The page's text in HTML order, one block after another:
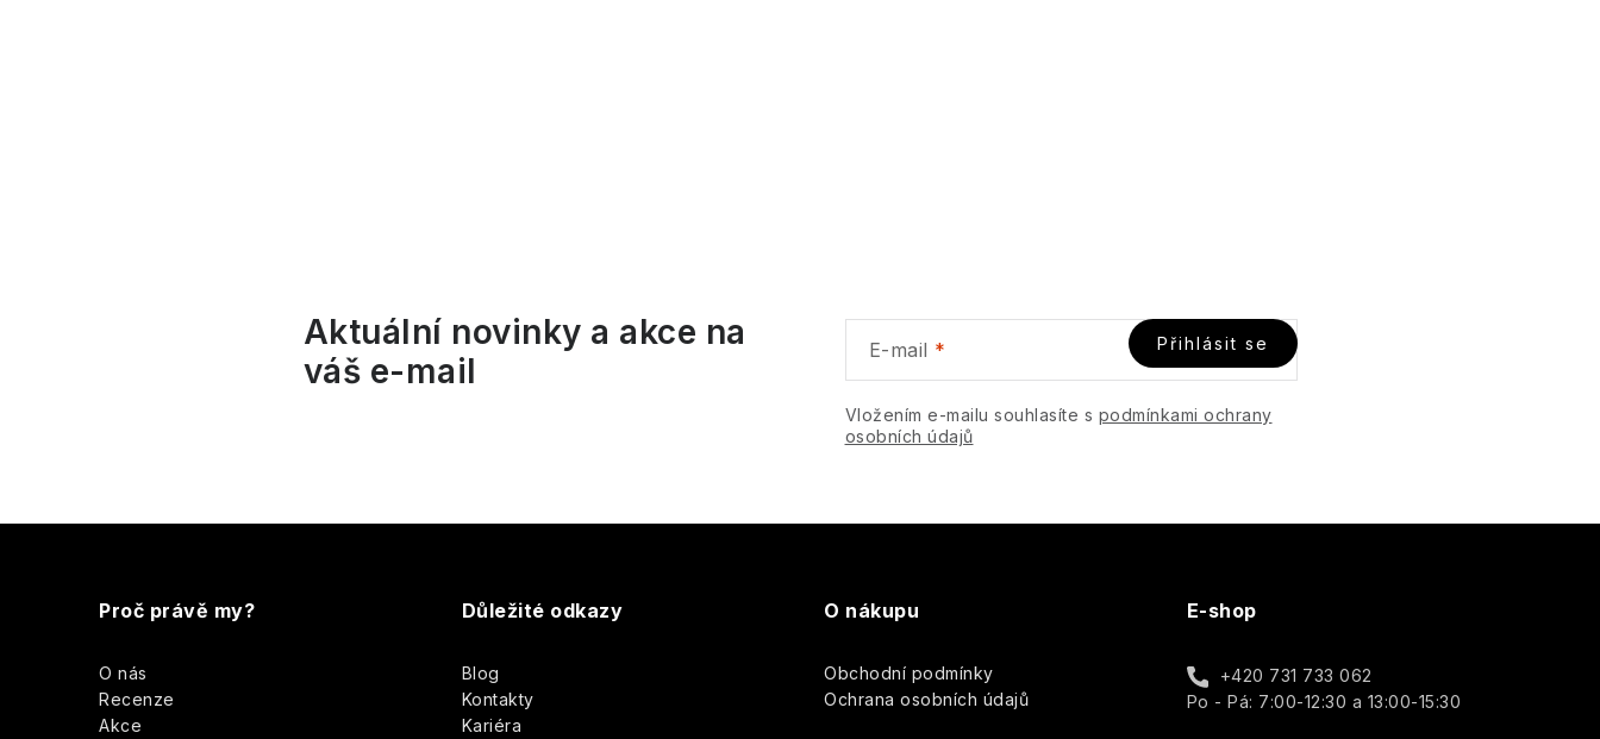
d
r
k
v
ý
Aktuální novinky a akce na
váš e-mail
E-mail
Vložením e-mailu souhlasíte s podmínkami ochrany
osobních údajů
Přihlásit se
Proč právě my?
O nás
Recenze
Akce
Důležité odkazy
Blog
Kontakty
Kariéra
O nákupu
Obchodní podmínky
Ochrana osobních údajů
E-shop
+420 731 733 062
Po - Pá: 7:00-12:30 a 13:00-15:30